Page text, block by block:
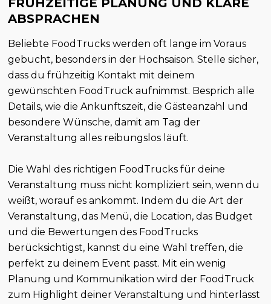
FRÜHZEITIGE PLANUNG UND KLARE
ABSPRACHEN
Beliebte FoodTrucks werden oft lange im Voraus
gebucht, besonders in der Hochsaison. Stelle sicher,
dass du frühzeitig Kontakt mit deinem
gewünschten FoodTruck aufnimmst. Besprich alle
Details, wie die Ankunftszeit, die Gästeanzahl und
besondere Wünsche, damit am Tag der
Veranstaltung alles reibungslos läuft.
Die Wahl des richtigen FoodTrucks für deine
Veranstaltung muss nicht kompliziert sein, wenn du
weißt, worauf es ankommt. Indem du die Art der
Veranstaltung, das Menü, die Location, das Budget
und die Bewertungen des FoodTrucks
berücksichtigst, kannst du eine Wahl treffen, die
perfekt zu deinem Event passt. Mit ein wenig
Planung und Kommunikation wird der FoodTruck
zum Highlight deiner Veranstaltung und hinterlässt